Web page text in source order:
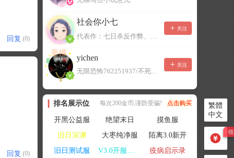
回复 (0)
回复 (0)
社会你小七
代表作：七日杀反作弊、七日杀云黑、七日杀BOT、七日杀云商城
关注
yichen
无限恐怖762251937/不死者末日1080207504
关注
排名展示位 每次200金币,谨防受骗! 点击购买
开黑公益服 绝望末日
摸鱼服
旧日深渊
大枣纯净服
陌离3.0新开
旧日测试服
V3.0开服联机
疫病启示录
繁體
中文